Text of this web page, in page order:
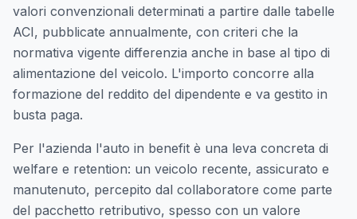
valori convenzionali determinati a partire dalle tabelle
ACI, pubblicate annualmente, con criteri che la
normativa vigente differenzia anche in base al tipo di
alimentazione del veicolo. L'importo concorre alla
formazione del reddito del dipendente e va gestito in
busta paga.
Per l'azienda l'auto in benefit è una leva concreta di
welfare e retention: un veicolo recente, assicurato e
manutenuto, percepito dal collaboratore come parte
del pacchetto retributivo, spesso con un valore